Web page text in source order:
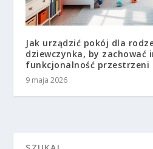
Jak urządzić pokój dla
dziewczynka, by zachować
funkcjonalność przestrzeni
9 maja 2026